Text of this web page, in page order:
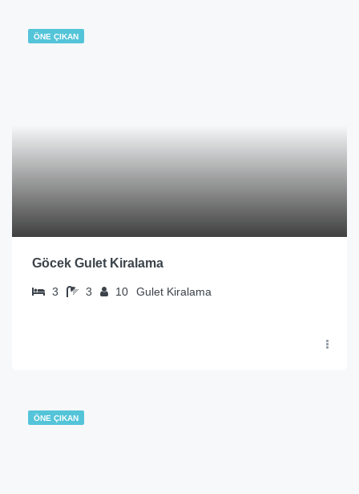
ÖNE ÇIKAN
Göcek Gulet Kiralama
3 3 10 Gulet Kiralama
ÖNE ÇIKAN